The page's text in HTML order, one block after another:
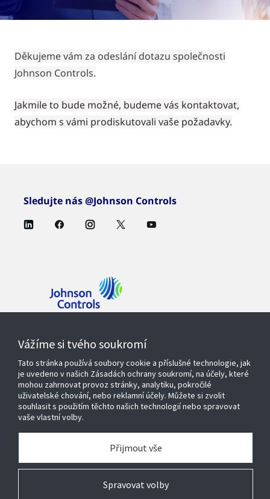
Děkujeme vám za odeslání dotazu společnosti
Johnson Controls.
Jakmile to bude možné, budeme vás kontaktovat,
abychom s vámi prodiskutovali vaše požadavky.
Sledujte nás @Johnson Controls
Produkty a řešení
Servisní služby
O nás
Vážíme si tvého soukromí
Tato stránka používá soubory cookie a příslušné technologie, jak
je uvedeno v našich Zásadách ochrany soukromí, na účely, které
mohou zahrnovat provoz stránky, analytiku, pokročilé
uživatelské chování, nebo reklamní účely. Můžete si zvolit
souhlasit s použitím těchto našich technologií nebo spravovat
vaše vlastní volby.
Spravovat volby
Přijmout vše